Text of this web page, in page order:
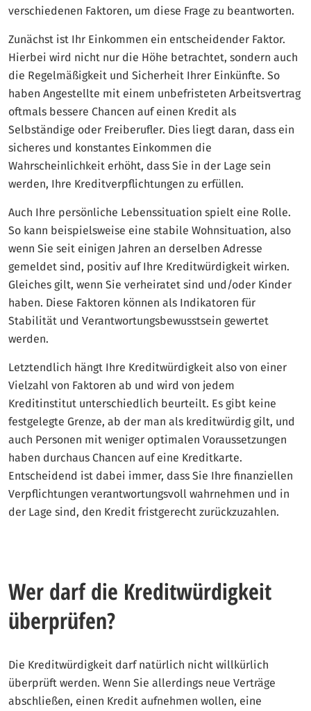
verschiedenen Faktoren, um diese Frage zu beantworten.
Zunächst ist Ihr Einkommen ein entscheidender Faktor.
Hierbei wird nicht nur die Höhe betrachtet, sondern auch
die Regelmäßigkeit und Sicherheit Ihrer Einkünfte. So
haben Angestellte mit einem unbefristeten Arbeitsvertrag
oftmals bessere Chancen auf einen Kredit als
Selbständige oder Freiberufler. Dies liegt daran, dass ein
sicheres und konstantes Einkommen die
Wahrscheinlichkeit erhöht, dass Sie in der Lage sein
werden, Ihre Kreditverpflichtungen zu erfüllen.
Auch Ihre persönliche Lebenssituation spielt eine Rolle.
So kann beispielsweise eine stabile Wohnsituation, also
wenn Sie seit einigen Jahren an derselben Adresse
gemeldet sind, positiv auf Ihre Kreditwürdigkeit wirken.
Gleiches gilt, wenn Sie verheiratet sind und/oder Kinder
haben. Diese Faktoren können als Indikatoren für
Stabilität und Verantwortungsbewusstsein gewertet
werden.
Letztendlich hängt Ihre Kreditwürdigkeit also von einer
Vielzahl von Faktoren ab und wird von jedem
Kreditinstitut unterschiedlich beurteilt. Es gibt keine
festgelegte Grenze, ab der man als kreditwürdig gilt, und
auch Personen mit weniger optimalen Voraussetzungen
haben durchaus Chancen auf eine Kreditkarte.
Entscheidend ist dabei immer, dass Sie Ihre finanziellen
Verpflichtungen verantwortungsvoll wahrnehmen und in
der Lage sind, den Kredit fristgerecht zurückzuzahlen.
Wer darf die Kreditwürdigkeit
überprüfen?
Die Kreditwürdigkeit darf natürlich nicht willkürlich
überprüft werden. Wenn Sie allerdings neue Verträge
abschließen, einen Kredit aufnehmen wollen, eine